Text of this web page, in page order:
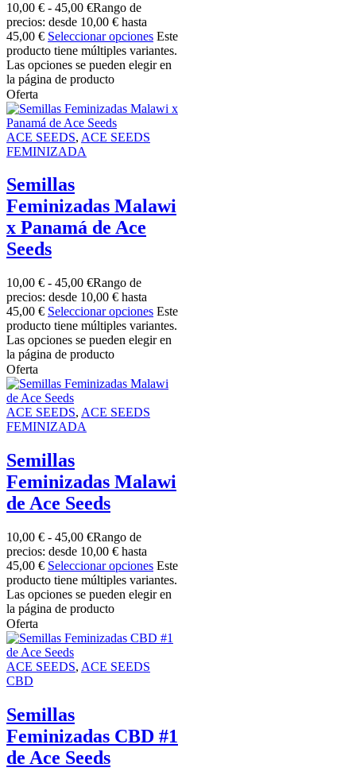
10,00 € - 45,00 €Rango de
precios: desde 10,00 € hasta
45,00 € Seleccionar opciones Este
producto tiene múltiples variantes.
Las opciones se pueden elegir en
la página de producto
Oferta
ACE SEEDS, ACE SEEDS
FEMINIZADA
Semillas
Feminizadas Malawi
x Panamá de Ace
Seeds
10,00 € - 45,00 €Rango de
precios: desde 10,00 € hasta
45,00 € Seleccionar opciones Este
producto tiene múltiples variantes.
Las opciones se pueden elegir en
la página de producto
Oferta
ACE SEEDS, ACE SEEDS
FEMINIZADA
Semillas
Feminizadas Malawi
de Ace Seeds
10,00 € - 45,00 €Rango de
precios: desde 10,00 € hasta
45,00 € Seleccionar opciones Este
producto tiene múltiples variantes.
Las opciones se pueden elegir en
la página de producto
Oferta
ACE SEEDS, ACE SEEDS
CBD
Semillas
Feminizadas CBD #1
de Ace Seeds